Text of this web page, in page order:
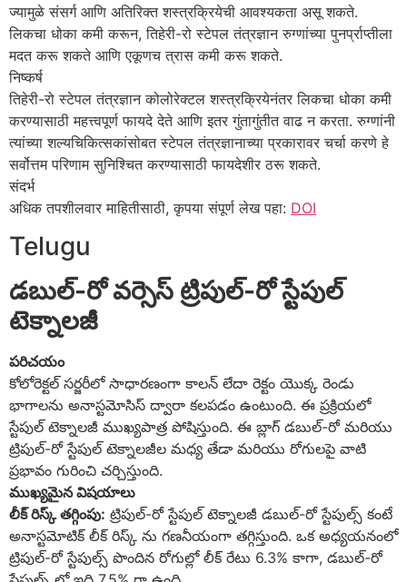
ज्यामुळे संसर्ग आणि अतिरिक्त शस्त्रक्रियेची आवश्यकता असू शकते.
लिकचा धोका कमी करून, तिहेरी-रो स्टेपल तंत्रज्ञान रुग्णांच्या पुनर्प्राप्तीला
मदत करू शकते आणि एकूणच त्रास कमी करू शकते.
निष्कर्ष
तिहेरी-रो स्टेपल तंत्रज्ञान कोलोरेक्टल शस्त्रक्रियेनंतर लिकचा धोका कमी
करण्यासाठी महत्त्वपूर्ण फायदे देते आणि इतर गुंतागुंतीत वाढ न करता. रुग्णांनी
त्यांच्या शल्यचिकित्सकांसोबत स्टेपल तंत्रज्ञानाच्या प्रकारावर चर्चा करणे हे
सर्वोत्तम परिणाम सुनिश्चित करण्यासाठी फायदेशीर ठरू शकते.
संदर्भ
अधिक तपशीलवार माहितीसाठी, कृपया संपूर्ण लेख पहा: DOI
Telugu
డబుల్-రో వర్సెస్ ట్రిపుల్-రో స్టేపుల్
టెక్నాలజీ
పరిచయం
కోలోరెక్టల్ సర్జరీలో సాధారణంగా కాలన్ లేదా రెక్టం యొక్క రెండు
భాగాలను అనాస్టమోసిస్ ద్వారా కలపడం ఉంటుంది. ఈ ప్రక్రియలో
స్టేపుల్ టెక్నాలజీ ముఖ్యపాత్ర పోషిస్తుంది. ఈ బ్లాగ్ డబుల్-రో మరియు
ట్రిపుల్-రో స్టేపుల్ టెక్నాలజీల మధ్య తేడా మరియు రోగులపై వాటి
ప్రభావం గురించి చర్చిస్తుంది.
ముఖ్యమైన విషయాలు
లీక్ రిస్క్ తగ్గింపు: ట్రిపుల్-రో స్టేపుల్ టెక్నాలజీ డబుల్-రో స్టేపుల్స్ కంటే
అనాస్టమోటిక్ లీక్ రిస్క్ ను గణనీయంగా తగ్గిస్తుంది. ఒక అధ్యయనంలో
ట్రిపుల్-రో స్టేపుల్స్ పొందిన రోగుల్లో లీక్ రేటు 6.3% కాగా, డబుల్-రో